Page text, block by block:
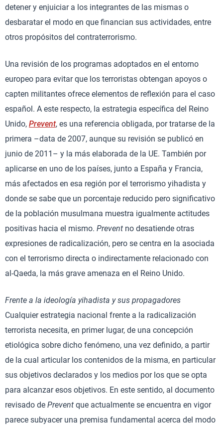
detener y enjuiciar a los integrantes de las mismas o
desbaratar el modo en que financian sus actividades, entre
otros propósitos del contraterrorismo.
Una revisión de los programas adoptados en el entorno
europeo para evitar que los terroristas obtengan apoyos o
capten militantes ofrece elementos de reflexión para el caso
español. A este respecto, la estrategia específica del Reino
Unido, Prevent, es una referencia obligada, por tratarse de la
primera –data de 2007, aunque su revisión se publicó en
junio de 2011– y la más elaborada de la UE. También por
aplicarse en uno de los países, junto a España y Francia,
más afectados en esa región por el terrorismo yihadista y
donde se sabe que un porcentaje reducido pero significativo
de la población musulmana muestra igualmente actitudes
positivas hacia el mismo. Prevent no desatiende otras
expresiones de radicalización, pero se centra en la asociada
con el terrorismo directa o indirectamente relacionado con
al-Qaeda, la más grave amenaza en el Reino Unido.
Frente a la ideología yihadista y sus propagadores
Cualquier estrategia nacional frente a la radicalización
terrorista necesita, en primer lugar, de una concepción
etiológica sobre dicho fenómeno, una vez definido, a partir
de la cual articular los contenidos de la misma, en particular
sus objetivos declarados y los medios por los que se opta
para alcanzar esos objetivos. En este sentido, al documento
revisado de Prevent que actualmente se encuentra en vigor
parece subyacer una premisa fundamental acerca del modo